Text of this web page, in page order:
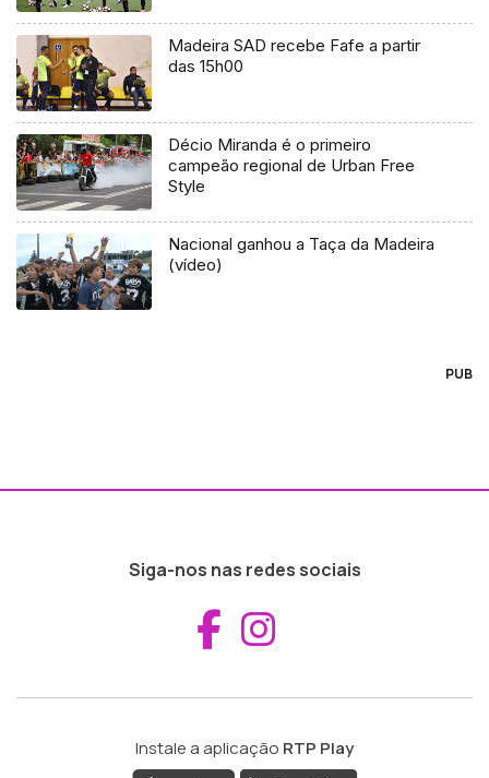
Madeira SAD recebe Fafe a partir
das 15h00
Décio Miranda é o primeiro
campeão regional de Urban Free
Style
Nacional ganhou a Taça da Madeira
(vídeo)
PUB
Siga-nos nas redes sociais
Aceder ao
Instale a aplicação RTP Play